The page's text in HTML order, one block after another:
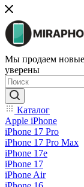
Мы продаем
уверены
Каталог
Apple iPhone
iPhone 17 Pro
iPhone 17 Pro Max
iPhone 17e
iPhone 17
iPhone Air